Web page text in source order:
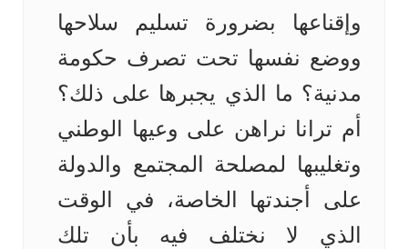
وإقناعها بضرورة تسليم سلاحها
ووضع نفسها تحت تصرف حكومة
مدنية؟ ما الذي يجبرها على ذلك؟
أم ترانا نراهن على وعيها الوطني
وتغليبها لمصلحة المجتمع والدولة
على أجندتها الخاصة، في الوقت
الذي لا نختلف فيه بأن تلك